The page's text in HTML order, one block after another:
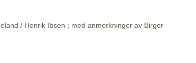
/ Henrik Ibsen ; med anmerkninger av Birger